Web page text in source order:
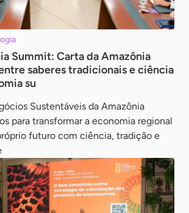
Summit: Carta da Amazônia
saberes tradicionais e ciência
su
Sustentáveis da Amazônia
para transformar a economia regional
futuro com ciência, tradição e